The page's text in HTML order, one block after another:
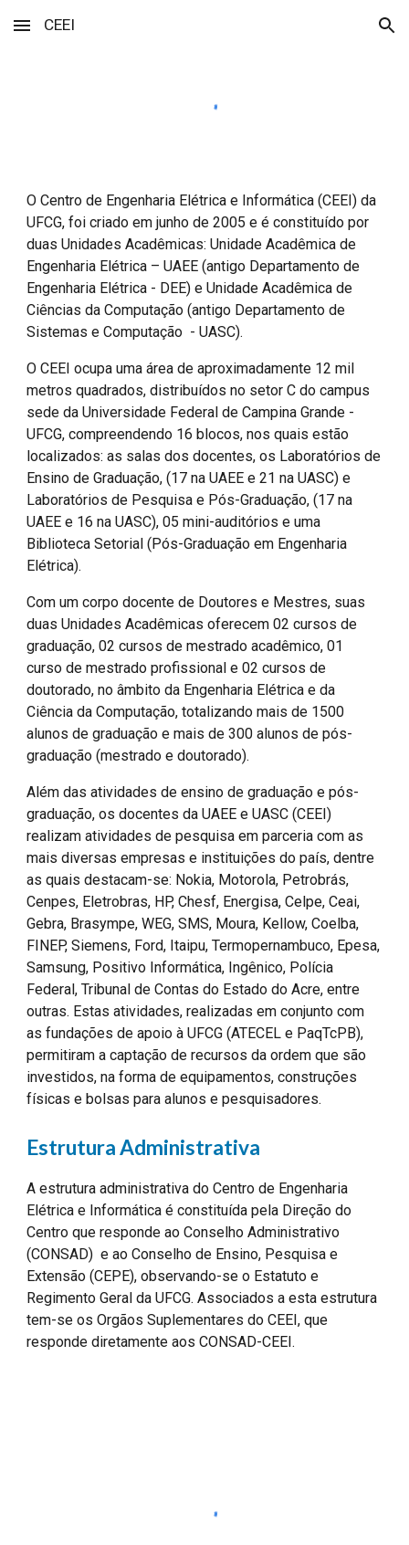
Skip to main content Skip to navigation
CEEI
O Centro de Engenharia Elétrica e Informática (CEEI) da
UFCG, foi criado em junho de 2005 e é constituído por
duas Unidades Acadêmicas: Unidade Acadêmica de
Engenharia Elétrica – UAEE (antigo Departamento de
Engenharia Elétrica - DEE) e Unidade Acadêmica de
Ciências da Computação (antigo Departamento de
Sistemas e Computação - UASC).
O CEEI ocupa uma área de aproximadamente 12 mil
metros quadrados, distribuídos no setor C do campus
sede da Universidade Federal de Campina Grande -
UFCG, compreendendo 16 blocos, nos quais estão
localizados: as salas dos docentes, os Laboratórios de
Ensino de Graduação, (17 na UAEE e 21 na UASC) e
Laboratórios de Pesquisa e Pós-Graduação, (17 na
UAEE e 16 na UASC), 05 mini-auditórios e uma
Biblioteca Setorial (Pós-Graduação em Engenharia
Elétrica).
Com um corpo docente de Doutores e Mestres, suas
duas Unidades Acadêmicas oferecem 02 cursos de
graduação, 02 cursos de mestrado acadêmico, 01
curso de mestrado profissional e 02 cursos de
doutorado, no âmbito da Engenharia Elétrica e da
Ciência da Computação, totalizando mais de 1500
alunos de graduação e mais de 300 alunos de pós-
graduação (mestrado e doutorado).
Além das atividades de ensino de graduação e pós-
graduação, os docentes da UAEE e UASC (CEEI)
realizam atividades de pesquisa em parceria com as
mais diversas empresas e instituições do país, dentre
as quais destacam-se: Nokia, Motorola, Petrobrás,
Cenpes, Eletrobras, HP, Chesf, Energisa, Celpe, Ceai,
Gebra, Brasympe, WEG, SMS, Moura, Kellow, Coelba,
FINEP, Siemens, Ford, Itaipu, Termopernambuco, Epesa,
Samsung, Positivo Informática, Ingênico, Polícia
Federal, Tribunal de Contas do Estado do Acre, entre
outras. Estas atividades, realizadas em conjunto com
as fundações de apoio à UFCG (ATECEL e PaqTcPB),
permitiram a captação de recursos da ordem que são
investidos, na forma de equipamentos, construções
físicas e bolsas para alunos e pesquisadores.
Estrutura Administrativa
A estrutura administrativa do Centro de Engenharia
Elétrica e Informática é constituída pela Direção do
Centro que responde ao Conselho Administrativo
(CONSAD) e ao Conselho de Ensino, Pesquisa e
Extensão (CEPE), observando-se o Estatuto e
Regimento Geral da UFCG. Associados a esta estrutura
tem-se os Orgãos Suplementares do CEEI, que
responde diretamente aos CONSAD-CEEI.